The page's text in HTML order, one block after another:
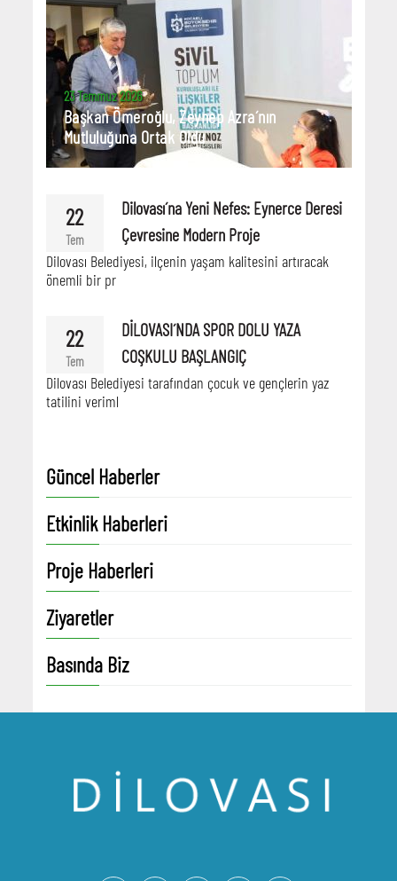
23 Temmuz 2026
Başkan Ömeroğlu, Zeynep Azra´nın
Mutluluğuna Ortak Oldu
22
Tem
Dilovası´na Yeni Nefes: Eynerce Deresi
Çevresine Modern Proje
Dilovası Belediyesi, ilçenin yaşam kalitesini artıracak
önemli bir pr
22
Tem
DİLOVASI´NDA SPOR DOLU YAZA
COŞKULU BAŞLANGIÇ
Dilovası Belediyesi tarafından çocuk ve gençlerin yaz
tatilini veriml
Güncel Haberler
Etkinlik Haberleri
Proje Haberleri
Ziyaretler
Basında Biz